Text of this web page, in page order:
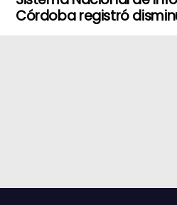
Córdoba registró